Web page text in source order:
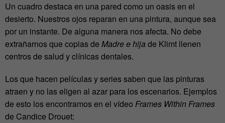
Un cuadro destaca en una pared como un oasis en el
desierto. Nuestros ojos reparan en una pintura, aunque sea
por un instante. De alguna manera nos afecta. No debe
extrañarnos que copias de Madre e hija de Klimt llenen
centros de salud y clínicas dentales.
Los que hacen películas y series saben que las pinturas
atraen y no las eligen al azar para los escenarios. Ejemplos
de esto los encontramos en el vídeo Frames Within Frames
de Candice Drouet: